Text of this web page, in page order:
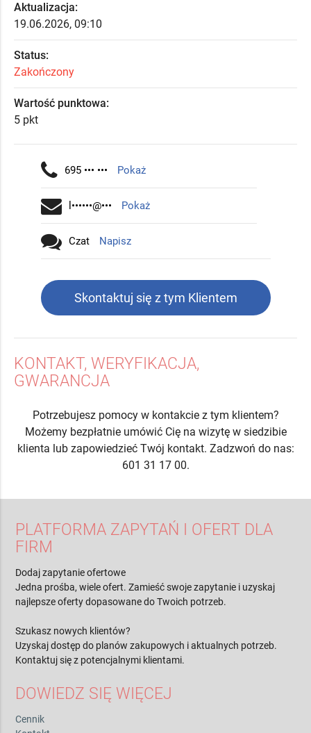
Aktualizacja:
19.06.2026, 09:10
Status:
Zakończony
Wartość punktowa:
5 pkt
695 ••• ••• Pokaż
l••••••@••• Pokaż
Czat Napisz
Skontaktuj się z tym Klientem
KONTAKT, WERYFIKACJA,
GWARANCJA
Potrzebujesz pomocy w kontakcie z tym klientem?
Możemy bezpłatnie umówić Cię na wizytę w siedzibie
klienta lub zapowiedzieć Twój kontakt. Zadzwoń do nas:
601 31 17 00.
PLATFORMA ZAPYTAŃ I OFERT DLA
FIRM
Dodaj zapytanie ofertowe
Jedna prośba, wiele ofert. Zamieść swoje zapytanie i uzyskaj
najlepsze oferty dopasowane do Twoich potrzeb.
Szukasz nowych klientów?
Uzyskaj dostęp do planów zakupowych i aktualnych potrzeb.
Kontaktuj się z potencjalnymi klientami.
DOWIEDZ SIĘ WIĘCEJ
Cennik